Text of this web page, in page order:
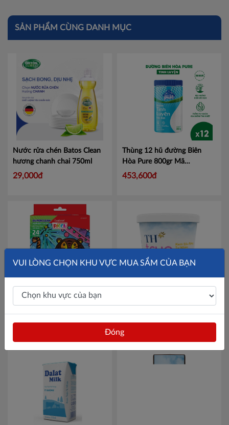
SẢN PHẨM CÙNG DANH MỤC
Nước rửa chén Batos Clean
hương chanh chai 750ml
29,000đ
Thùng 12 hũ đường Biên
Hòa Pure 800gr Mã
ĐBHP800G
453,600đ
Hộp 24 màu bút lông màu
123,000đ
Kem hộp TH True Ice Cream
353,600đ
VUI LÒNG CHỌN KHU VỰC MUA SẮM CỦA BẠN
Đóng